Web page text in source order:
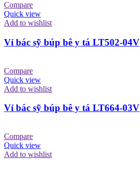
Compare
Quick view
Add to wishlist
Vỉ bác sỹ búp bê y tá LT502-04V
Compare
Quick view
Add to wishlist
Vỉ bác sỹ búp bê y tá LT664-03V
Compare
Quick view
Add to wishlist